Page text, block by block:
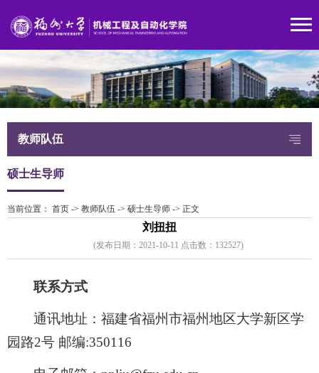
教师队伍
硕士生导师
当前位置： 首页 -> 教师队伍 -> 硕士生导师 -> 正文
刘扭扭
(发布日期：2021-10-11 点击数： 132527)
联系方式
通讯地址：福建省福州市福州地区大学新区学
园路2号 邮编:350116